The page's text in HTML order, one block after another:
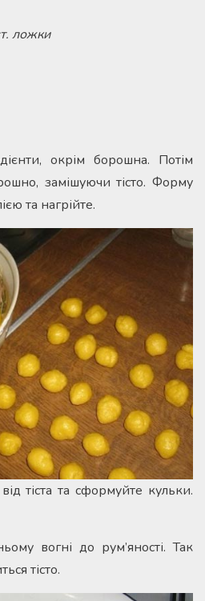
ложки
окрім борошна. Потім
замішуючи тісто. Форму
та нагрійте.
тіста та сформуйте кульки.
вогні до рум’яності. Так
тісто.